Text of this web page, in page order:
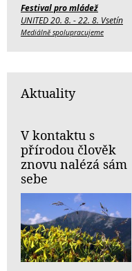
Festival pro mládež
UNITED 20. 8. - 22. 8. Vsetín
Mediálně spolupracujeme
Aktuality
V kontaktu s
přírodou člověk
znovu nalézá sám
sebe